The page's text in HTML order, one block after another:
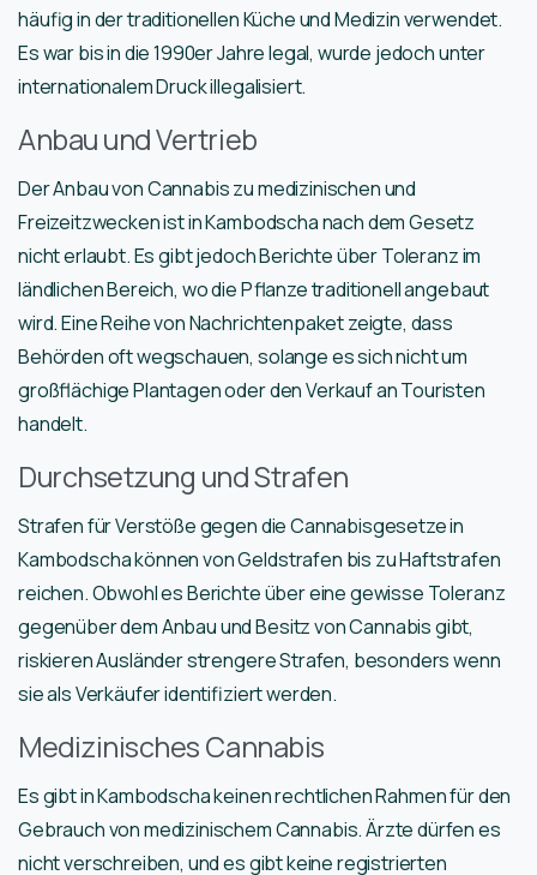
häufig in der traditionellen Küche und Medizin verwendet.
Es war bis in die 1990er Jahre legal, wurde jedoch unter
internationalem Druck illegalisiert.
Anbau und Vertrieb
Der Anbau von Cannabis zu medizinischen und
Freizeitzwecken ist in Kambodscha nach dem Gesetz
nicht erlaubt. Es gibt jedoch Berichte über Toleranz im
ländlichen Bereich, wo die Pflanze traditionell angebaut
wird. Eine Reihe von Nachrichtenpaket zeigte, dass
Behörden oft wegschauen, solange es sich nicht um
großflächige Plantagen oder den Verkauf an Touristen
handelt.
Durchsetzung und Strafen
Strafen für Verstöße gegen die Cannabisgesetze in
Kambodscha können von Geldstrafen bis zu Haftstrafen
reichen. Obwohl es Berichte über eine gewisse Toleranz
gegenüber dem Anbau und Besitz von Cannabis gibt,
riskieren Ausländer strengere Strafen, besonders wenn
sie als Verkäufer identifiziert werden.
Medizinisches Cannabis
Es gibt in Kambodscha keinen rechtlichen Rahmen für den
Gebrauch von medizinischem Cannabis. Ärzte dürfen es
nicht verschreiben, und es gibt keine registrierten